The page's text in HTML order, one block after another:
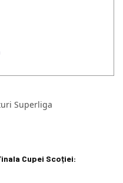
Superliga
Cupei Scoției: